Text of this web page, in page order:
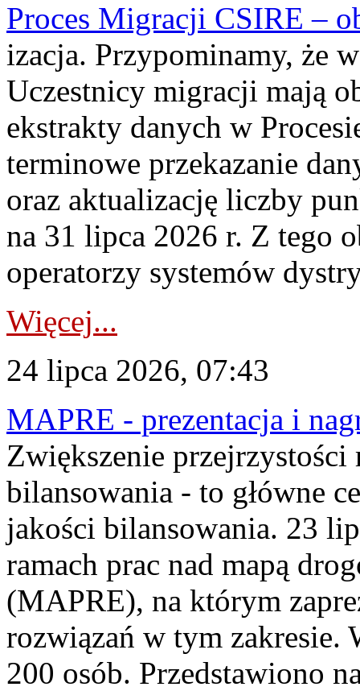
Proces Migracji CSIRE –
izacja. Przypominamy, że
Uczestnicy migracji mają
ekstrakty danych w
terminowe przekazanie
oraz aktualizację liczby
na 31 lipca 2026 r. Z tego
operatorzy systemów
Więcej...
24 lipca 2026, 07:43
MAPRE - prezentacja i
Zwiększenie
bilansowania - to główne
jakości bilansowania. 23
ramach prac nad mapą
(MAPRE), na którym
rozwiązań w tym zakresie.
200 osób. Przedstawiono